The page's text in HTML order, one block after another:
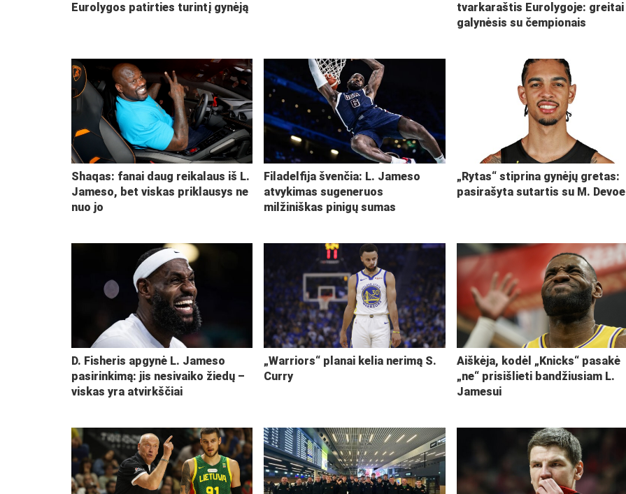
Eurolygos patirties turintį gynėją
tvarkaraštis Eurolygoje: greitai
galynėsis su čempionais
Shaqas: fanai daug reikalaus iš L.
Jameso, bet viskas priklausys ne
nuo jo
Filadelfija švenčia: L. Jameso
atvykimas sugeneruos
milžiniškas pinigų sumas
„Rytas“ stiprina gynėjų gretas:
pasirašyta sutartis su M. Devoe
D. Fisheris apgynė L. Jameso
pasirinkimą: jis nesivaiko žiedų –
viskas yra atvirkščiai
„Warriors“ planai kelia nerimą S.
Curry
Aiškėja, kodėl „Knicks“ pasakė
„ne“ prisišlieti bandžiusiam L.
Jamesui